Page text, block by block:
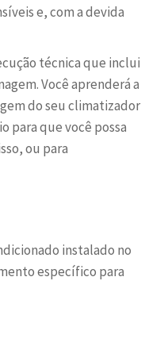
e, com a devida
técnica que inclui
Você aprenderá a
do seu climatizador
para que você possa
ou para
instalado no
específico para